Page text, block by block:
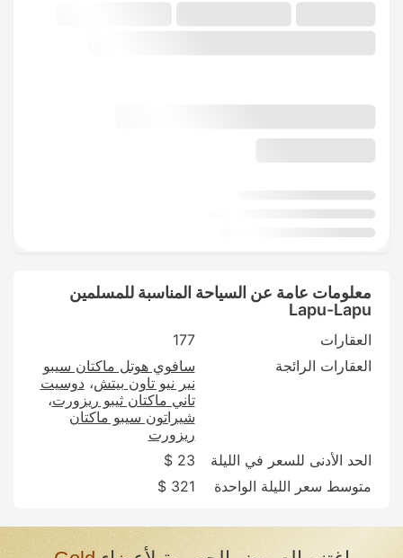
معلومات عامة عن السياحة المناسبة للمسلمين
Lapu-Lapu
العقارات
177
العقارات الرائجة
سافوي هوتل ماكتان سيبو
نير نيو تاون بيتش دوسيت
تاني ماكتان ثيبو ريزورت
شيراتون سيبو ماكتان
ريزورت
الحد الأدنى للسعر في الليلة
23 $
متوسط سعر الليلة الواحدة
321 $